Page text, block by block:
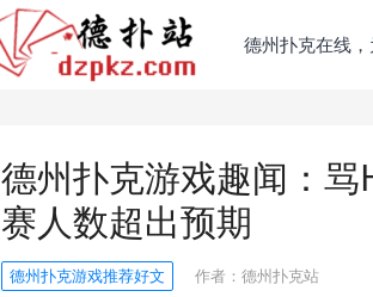
德州扑克在线
德州扑克游戏趣闻：
赛人数超出预期
德州扑克游戏推荐好文 作者： 德州扑克站